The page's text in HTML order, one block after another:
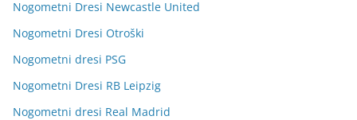
Nogometni Dresi Newcastle United
Nogometni Dresi Otroški
Nogometni dresi PSG
Nogometni Dresi RB Leipzig
Nogometni dresi Real Madrid